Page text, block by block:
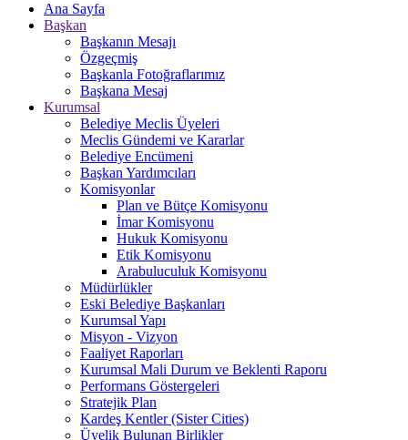
Ana Sayfa
Başkan
Başkanın Mesajı
Özgeçmiş
Başkanla Fotoğraflarımız
Başkana Mesaj
Kurumsal
Belediye Meclis Üyeleri
Meclis Gündemi ve Kararlar
Belediye Encümeni
Başkan Yardımcıları
Komisyonlar
Plan ve Bütçe Komisyonu
İmar Komisyonu
Hukuk Komisyonu
Etik Komisyonu
Arabuluculuk Komisyonu
Müdürlükler
Eski Belediye Başkanları
Kurumsal Yapı
Misyon - Vizyon
Faaliyet Raporları
Kurumsal Mali Durum ve Beklenti Raporu
Performans Göstergeleri
Stratejik Plan
Kardeş Kentler (Sister Cities)
Üyelik Bulunan Birlikler